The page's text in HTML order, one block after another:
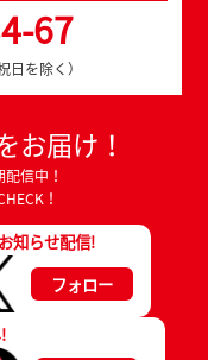
67
を除く）
お届け！
信中！
！
お知らせ配信!
フォロー